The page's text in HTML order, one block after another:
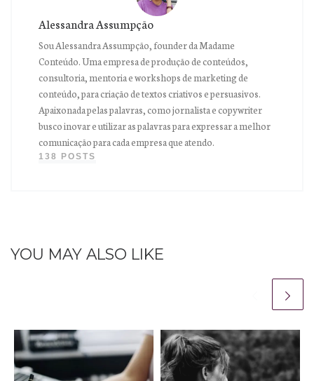
Alessandra Assumpção
Sou Alessandra Assumpção, founder da Madame
Conteúdo. Uma empresa de produção de conteúdos,
consultoria, mentoria e workshops de marketing de
conteúdo, para criação de textos criativos e persuasivos.
Apaixonada pelas palavras, como jornalista e copywriter
busco inovar e utilizar as palavras para expressar a melhor
comunicação para cada empresa que atendo.
138 POSTS
YOU MAY ALSO LIKE